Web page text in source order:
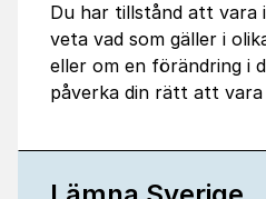
Du har tillstånd att vara
veta vad som gäller i
eller om en förändring i
påverka din rätt att vara